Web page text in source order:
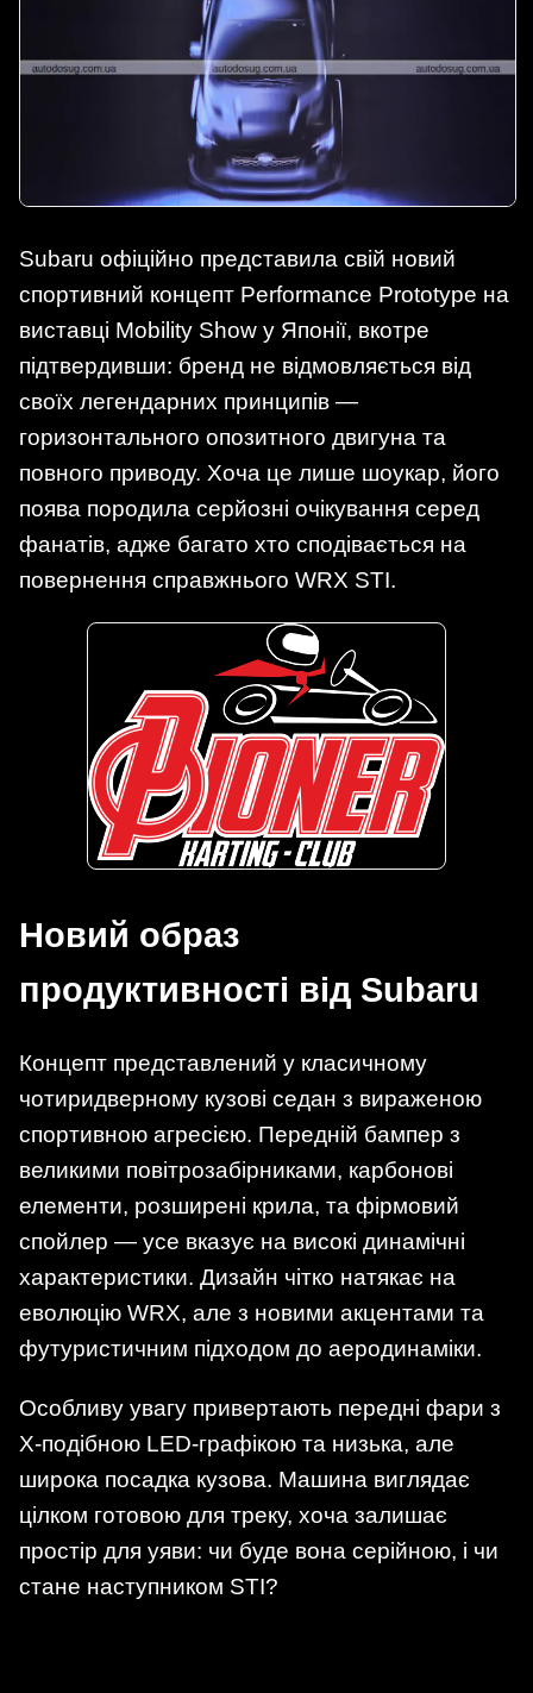
Subaru офіційно представила свій новий
спортивний концепт Performance Prototype на
виставці Mobility Show у Японії, вкотре
підтвердивши: бренд не відмовляється від
своїх легендарних принципів —
горизонтального опозитного двигуна та
повного приводу. Хоча це лише шоукар, його
поява породила серйозні очікування серед
фанатів, адже багато хто сподівається на
повернення справжнього WRX STI.
Новий образ
продуктивності від Subaru
Концепт представлений у класичному
чотиридверному кузові седан з вираженою
спортивною агресією. Передній бампер з
великими повітрозабірниками, карбонові
елементи, розширені крила, та фірмовий
спойлер — усе вказує на високі динамічні
характеристики. Дизайн чітко натякає на
еволюцію WRX, але з новими акцентами та
футуристичним підходом до аеродинаміки.
Особливу увагу привертають передні фари з
Х-подібною LED-графікою та низька, але
широка посадка кузова. Машина виглядає
цілком готовою для треку, хоча залишає
простір для уяви: чи буде вона серійною, і чи
стане наступником STI?